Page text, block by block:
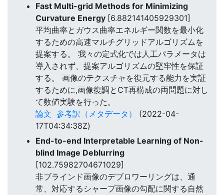
Fast Multi-grid Methods for Minimizing
Curvature Energy [6.882141405929301]
平均曲率とガウス曲率エネルギー関数を最小化
するための高速マルチグリッドアルゴリズムを
提案する。 我々の定式化では人工パラメータは
導入されず、提案アルゴリズムの堅牢性を保証
する。 画像のテクスチャを復元する能力を実証
するために,画像復調とCT再構成の両問題に対し
て数値実験を行った。
論文 参考訳（メタデータ）
(2022-04-
17T04:34:38Z)
End-to-end Interpretable Learning of Non-
blind Image Deblurring
[102.75982704671029]
非ブラインド画像のデブロワーリングは、通
常、対応するシャープ画像の勾配に関する自然